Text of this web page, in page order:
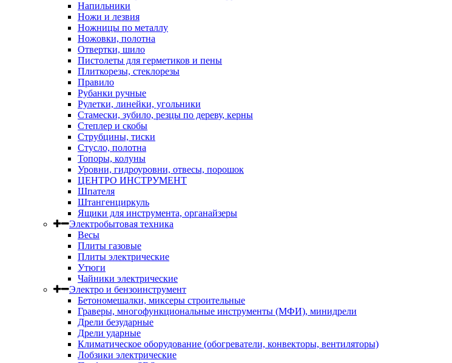
Напильники
Ножи и лезвия
Ножницы по металлу
Ножовки, полотна
Отвертки, шило
Пистолеты для герметиков и пены
Плиткорезы, стеклорезы
Правило
Рубанки ручные
Рулетки, линейки, угольники
Стамески, зубило, резцы по дереву, керны
Степлер и скобы
Струбцины, тиски
Стусло, полотна
Топоры, колуны
Уровни, гидроуровни, отвесы, порошок
ЦЕНТРО ИНСТРУМЕНТ
Шпателя
Штангенциркуль
Ящики для инструмента, органайзеры
Электробытовая техника
Весы
Плиты газовые
Плиты электрические
Утюги
Чайники электрические
Электро и бензоинструмент
Бетономешалки, миксеры строительные
Граверы, многофункциональные инструменты (МФИ), минидрели
Дрели безударные
Дрели ударные
Климатическое оборудование (обогреватели, конвекторы, вентиляторы)
Лобзики электрические